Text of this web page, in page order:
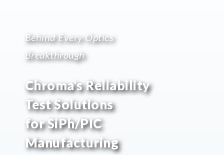
Behind Every Optics
Breakthrough
Chroma's Reliability
Test Solutions
for SiPh/PIC
Manufacturing